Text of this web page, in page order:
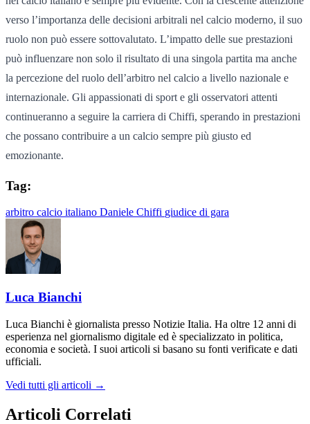
verso l’importanza delle decisioni arbitrali nel calcio moderno, il suo
ruolo non può essere sottovalutato. L’impatto delle sue prestazioni
può influenzare non solo il risultato di una singola partita ma anche
la percezione del ruolo dell’arbitro nel calcio a livello nazionale e
internazionale. Gli appassionati di sport e gli osservatori attenti
continueranno a seguire la carriera di Chiffi, sperando in prestazioni
che possano contribuire a un calcio sempre più giusto ed
emozionante.
Tag:
arbitro calcio italiano Daniele Chiffi giudice di gara
Luca Bianchi
Luca Bianchi è giornalista presso Notizie Italia. Ha oltre 12 anni di
esperienza nel giornalismo digitale ed è specializzato in politica,
economia e società. I suoi articoli si basano su fonti verificate e dati
ufficiali.
Vedi tutti gli articoli →
Articoli Correlati